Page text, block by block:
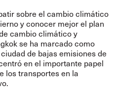
sobre el cambio climático
y conocer mejor el plan
cambio climático y
se ha marcado como
de bajas emisiones de
en el importante papel
los transportes en la